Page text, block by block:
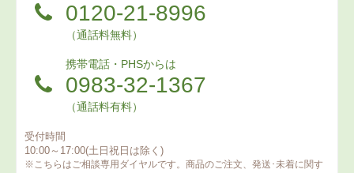
0120-21-8996
（通話料無料）
携帯電話・PHSからは
0983-32-1367
（通話料有料）
受付時間
10:00～17:00(土日祝日は除く)
※こちらはご相談専用ダイヤルです。商品のご注文、発送･未着に関す